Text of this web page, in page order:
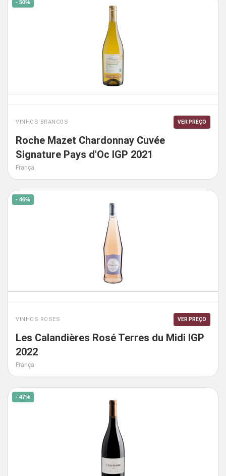
- 50%
VINHOS BRANCOS VER PREÇO
Roche Mazet Chardonnay Cuvée
Signature Pays d'Oc IGP 2021
França
- 46%
VINHOS ROSES VER PREÇO
Les Calandières Rosé Terres du Midi IGP
2022
França
- 47%